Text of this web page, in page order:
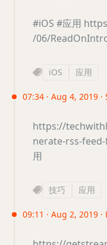
#iOS #应用
/06/
iOS 应用
07:34 · Aug 4, 2019 ·
https://
nerate-rss-
用
技巧 应用
09:11 · Aug 2, 2019 ·